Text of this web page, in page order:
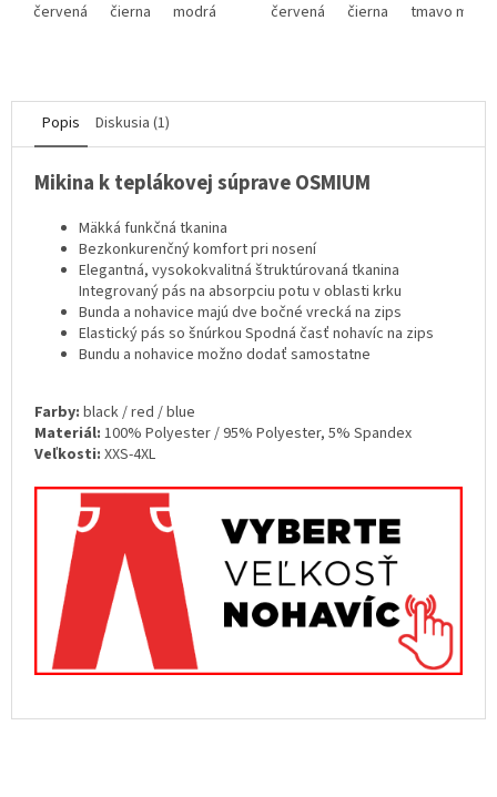
červená čierna modrá červená čierna tmavo
Popis Diskusia (1)
Mikina k teplákovej súprave OSMIUM
Mäkká funkčná tkanina
Bezkonkurenčný komfort pri nosení
Elegantná, vysokokvalitná štruktúrovaná tkanina
Integrovaný pás na absorpciu potu v oblasti krku
Bunda a nohavice majú dve bočné vrecká na zips
Elastický pás so šnúrkou Spodná časť nohavíc na zips
Bundu a nohavice možno dodať samostatne
Farby: black / red / blue
Materiál: 100% Polyester / 95% Polyester, 5% Spandex
Veľkosti: XXS-4XL